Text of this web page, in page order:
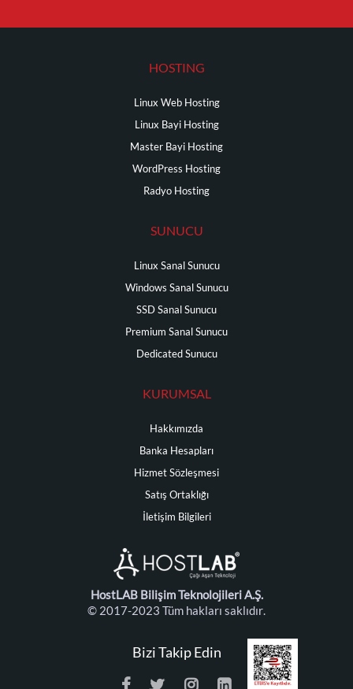
HOSTING
Linux Web Hosting
Linux Bayi Hosting
Master Bayi Hosting
WordPress Hosting
Radyo Hosting
SUNUCU
Linux Sanal Sunucu
Windows Sanal Sunucu
SSD Sanal Sunucu
Premium Sanal Sunucu
Dedicated Sunucu
KURUMSAL
Hakkımızda
Banka Hesapları
Hizmet Sözleşmesi
Satış Ortaklığı
İletişim Bilgileri
HostLAB Bilişim Teknolojileri A.Ş.
© 2017-2023 Tüm hakları saklıdır.
Bizi Takip Edin